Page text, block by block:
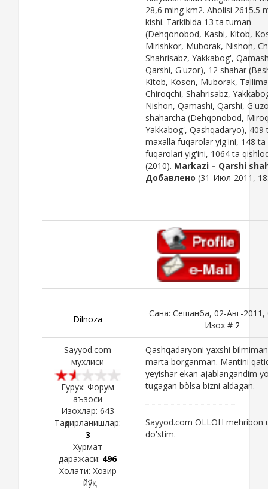
28,6 ming km2. Aholisi 2615.5
kishi. Tarkibida 13 ta tuman
(Dehqonobod, Kasbi, Kitob,
Mirishkor, Muborak, Nishon,
Shahrisabz, Yakkabog',
Qarshi, G'uzor), 12 shahar
Kitob, Koson, Muborak,
Chiroqchi, Shahrisabz,
Nishon, Qamashi, Qarshi,
shaharcha (Dehqonobod,
Yakkabog', Qashqadaryo), 409
maxalla fuqarolar yig'ini, 148 ta
fuqarolari yig'ini, 1064 ta
(2010). Markazi – Qarshi
Добавлено (31-Июл-2011,
Dilnoza
Сана: Сешанба, 02-Авг-
Изох # 2
Sayyod.com
мухлиси
Гурух: Форум
аъзоси
Изохлар: 643
Тақдирланишлар:
3
Хурмат
даражаси: 496
Холати: Хозир
йўқ
Qashqadaryoni yaxshi
marta borganman. Mantini
yeyishar ekan ajablangandim
tugagan bòlsa bizni aldagan.
Sayyod.com OLLOH mehribon
do'stim.